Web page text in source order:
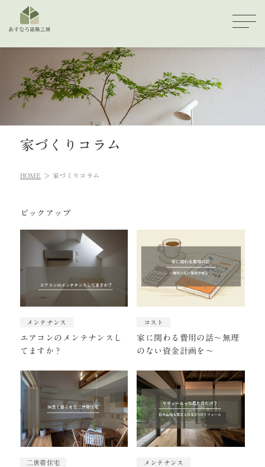
家づくりコラム
HOME 家づくりコラム
ピックアップ
メンテナンス
エアコンのメンテナンスし
てますか？
コスト
家に関わる費用の話～無理
のない資金計画を～
二世帯住宅 メンテナンス